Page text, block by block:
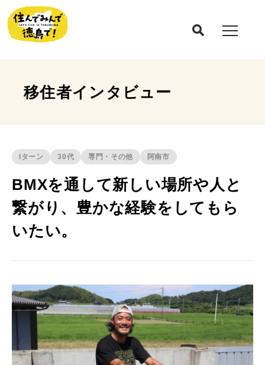
移住者インタビュー
Iターン 30代 専門・その他 阿南市
BMXを通して新しい場所や人と
繋がり、豊かな経験をしてもら
いたい。